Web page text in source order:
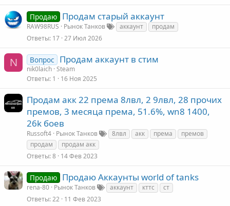
Продаю Продам старый аккаунт
RAW98RUS Рынок Танков аккаунт
продам
Ответы 17 27 Июл 2026
N Вопрос Продам аккаунт в стим
nik0laich Steam
Ответы 1 16 Ноя 2025
Продам акк 22 према 8лвл, 2 9лвл, 28 прочих
премов, 3 месяца према, 51.6%, wn8 1400,
26k боев
Russoft4 Рынок Танков 8лвл акк према
премов
продам
продам акк
Ответы 8 14 Фев 2023
Продаю Продаю Аккаунты world of tanks
rena-80 Рынок Танков аккаунт кттс
ст
Ответы 22 11 Фев 2023